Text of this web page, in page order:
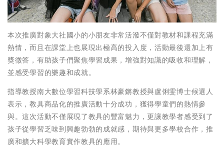
本次推廣對象大社國小的小朋友非常活潑不僅對教材和課程充滿
熱情，而且在課堂上也展現出極高的投入度，活動最後還加上有
獎徵答，有助孩子們聚焦學習成果，增強對知識的吸收和理解，
並感受學習的樂趣和成就。
指導教授南大數位學習科技學系林豪鏘教授與盧俐雯博士候選人
表示，教具商品化的推廣活動十分成功，獲得學童們的熱情參
與。這次活動不僅展現了教具的豐富魅力，更讓教學者感受到了
孩子從學習乏味到興趣勃勃的成就感，期待與更多學校合作，推
廣和擴大科學教育實作教具的應用。